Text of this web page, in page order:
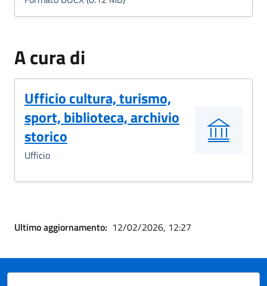
A cura di
Ufficio cultura, turismo,
sport, biblioteca, archivio
storico
Ufficio
Ultimo aggiornamento: 12/02/2026, 12:27